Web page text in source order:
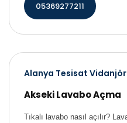
05369277211
Alanya Tesisat Vidanjör
Akseki Lavabo Açma
Tıkalı lavabo nasıl açılır?